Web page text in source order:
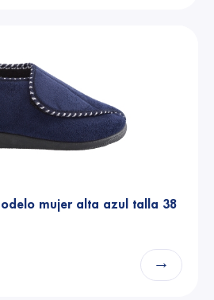
mujer alta azul talla 38
→